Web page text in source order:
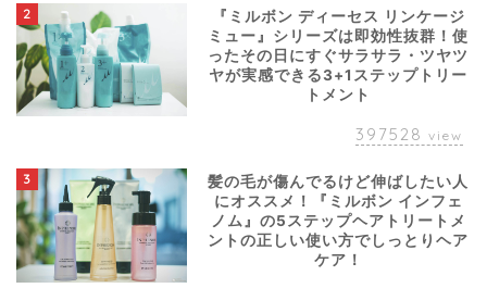
2
『ミルボン ディーセス リンケージ
ミュー』シリーズは即効性抜群！使
ったその日にすぐサラサラ・ツヤツ
ヤが実感できる3+1ステップトリー
トメント
397528 view
3
髪の毛が傷んでるけど伸ばしたい人
にオススメ！『ミルボン インフェ
ノム』の5ステップヘアトリートメ
ントの正しい使い方でしっとりヘア
ケア！